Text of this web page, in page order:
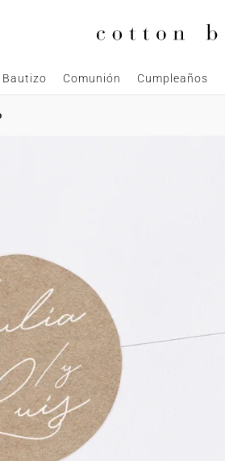
Bautizo Comunión Cumpleaños